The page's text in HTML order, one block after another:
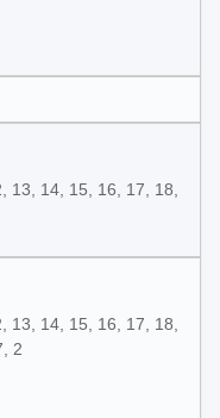
13, 14, 15, 16, 17, 18,
13, 14, 15, 16, 17, 18,
2